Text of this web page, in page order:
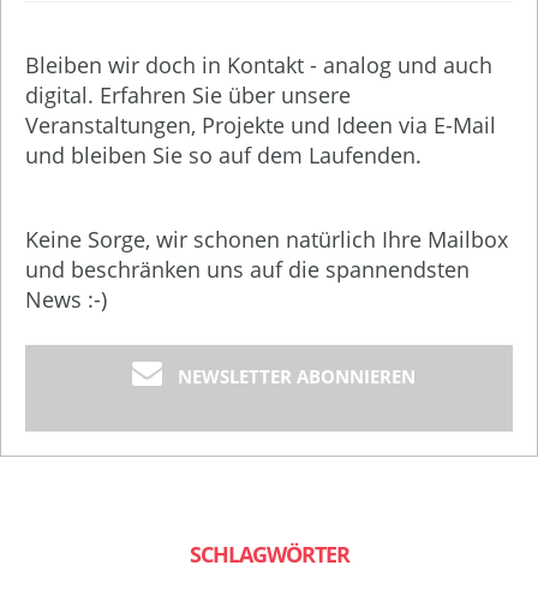
Bleiben wir doch in Kontakt - analog und auch
digital. Erfahren Sie über unsere
Veranstaltungen, Projekte und Ideen via E-Mail
und bleiben Sie so auf dem Laufenden.
Keine Sorge, wir schonen natürlich Ihre Mailbox
und beschränken uns auf die spannendsten
News :-)
NEWSLETTER ABONNIEREN
SCHLAGWÖRTER